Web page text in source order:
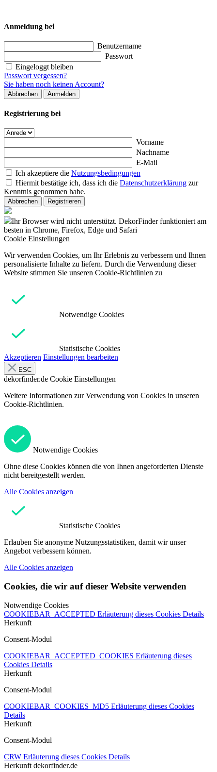
Anmeldung bei
Benutzername
Passwort
Eingeloggt bleiben
Passwort vergessen?
Sie haben noch keinen Account?
Abbrechen Anmelden
Registrierung bei
Vorname
Nachname
E-Mail
Ich akzeptiere die Nutzungsbedingungen
Hiermit bestätige ich, dass ich die Datenschutzerklärung zur
Kenntnis genommen habe.
Abbrechen Registrieren
Ihr Browser wird nicht unterstützt. DekorFinder funktioniert am
besten in Chrome, Firefox, Edge und Safari
Cookie Einstellungen
Wir verwenden Cookies, um Ihr Erlebnis zu verbessern und Ihnen
personalisierte Inhalte zu liefern. Durch die Verwendung dieser
Website stimmen Sie unseren Cookie-Richtlinien zu
Notwendige Cookies
Statistische Cookies
Akzeptieren Einstellungen bearbeiten
ESC
dekorfinder.de Cookie Einstellungen
Weitere Informationen zur Verwendung von Cookies in unseren
Cookie-Richtlinien.
Notwendige Cookies
Ohne diese Cookies können die von Ihnen angeforderten Dienste
nicht bereitgestellt werden.
Alle Cookies anzeigen
Statistische Cookies
Erlauben Sie anonyme Nutzungsstatistiken, damit wir unser
Angebot verbessern können.
Alle Cookies anzeigen
Cookies, die wir auf dieser Website verwenden
Notwendige Cookies
COOKIEBAR_ACCEPTED Erläuterung dieses Cookies Details
Herkunft
Consent-Modul
COOKIEBAR_ACCEPTED_COOKIES Erläuterung dieses
Cookies Details
Herkunft
Consent-Modul
COOKIEBAR_COOKIES_MD5 Erläuterung dieses Cookies
Details
Herkunft
Consent-Modul
CRW Erläuterung dieses Cookies Details
Herkunft dekorfinder.de